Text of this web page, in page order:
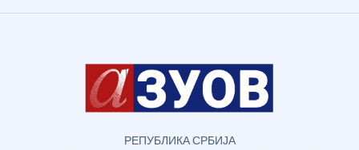
РЕПУБЛИКА СРБИЈА